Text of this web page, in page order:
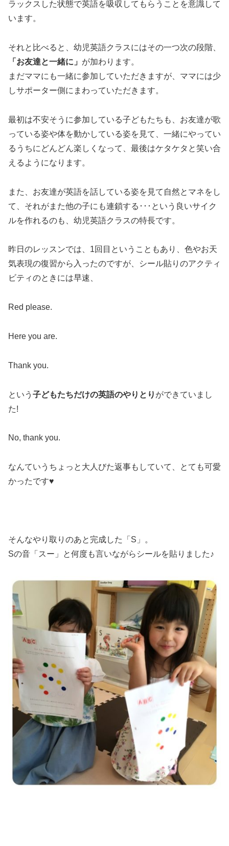
ラックスした状態で英語を吸収してもらうことを意識して
います。
それと比べると、幼児英語クラスにはその一つ次の段階、
「お友達と一緒に」 が加わります。
まだママにも一緒に参加していただきますが、ママには少
しサポーター側にまわっていただきます。
最初は不安そうに参加している子どもたちも、お友達が歌
っている姿や体を動かしている姿を見て、一緒にやってい
るうちにどんどん楽しくなって、最後はケタケタと笑い合
えるようになります。
また、お友達が英語を話している姿を見て自然とマネをし
て、それがまた他の子にも連鎖する･･･という良いサイク
ルを作れるのも、幼児英語クラスの特長です。
昨日のレッスンでは、1回目ということもあり、色やお天
気表現の復習から入ったのですが、シール貼りのアクティ
ビティのときには早速、
Red please.
Here you are.
Thank you.
という 子どもたちだけの英語のやりとり ができていまし
た!
No, thank you.
なんていうちょっと大人びた返事もしていて、とても可愛
かったです♥
そんなやり取りのあと完成した「S」。
Sの音「スー」と何度も言いながらシールを貼りました♪